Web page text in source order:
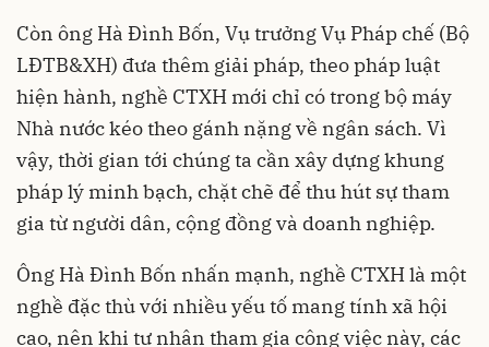
Còn ông Hà Đình Bốn, Vụ trưởng Vụ Pháp chế (Bộ
LĐTB&XH) đưa thêm giải pháp, theo pháp luật
hiện hành, nghề CTXH mới chỉ có trong bộ máy
Nhà nước kéo theo gánh nặng về ngân sách. Vì
vậy, thời gian tới chúng ta cần xây dựng khung
pháp lý minh bạch, chặt chẽ để thu hút sự tham
gia từ người dân, cộng đồng và doanh nghiệp.
Ông Hà Đình Bốn nhấn mạnh, nghề CTXH là một
nghề đặc thù với nhiều yếu tố mang tính xã hội
cao, nên khi tư nhân tham gia công việc này, các